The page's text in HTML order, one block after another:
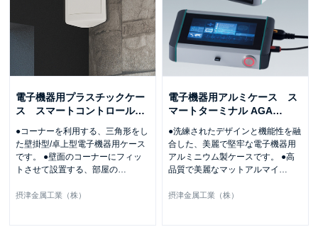
電子機器用プラスチックケー
ス スマートコントロール…
●コーナーを利用する、三角形をし
た壁掛型/卓上型電子機器用ケース
です。 ●壁面のコーナーにフィッ
トさせて設置する、部屋の…
摂津金属工業（株）
電子機器用アルミケース ス
マートターミナル AGA…
●洗練されたデザインと機能性を融
合した、美麗で堅牢な電子機器用
アルミニウム製ケースです。 ●高
品質で美麗なマットアルマイ …
摂津金属工業（株）